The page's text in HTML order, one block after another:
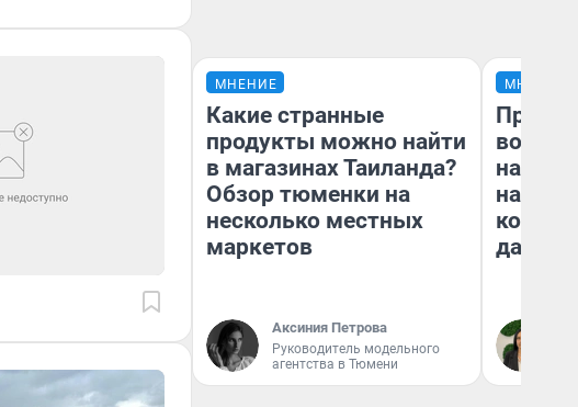
МНЕНИЕ
Какие странные
продукты можно найти
в магазинах Таиланда?
Обзор тюменки на
несколько местных
маркетов
Аксиния Петрова
Руководитель модельного
агентства в Тюмени
МНЕНИЕ
нам
даже